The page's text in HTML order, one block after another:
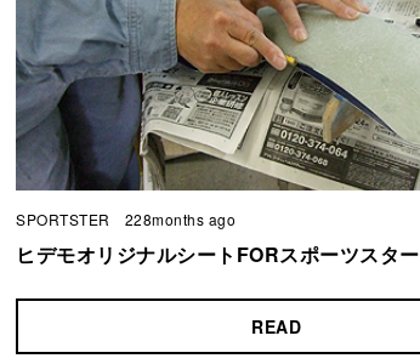
SPORTSTER 228months ago
ヒデモオリジナルシートFORスポーツスター
READ